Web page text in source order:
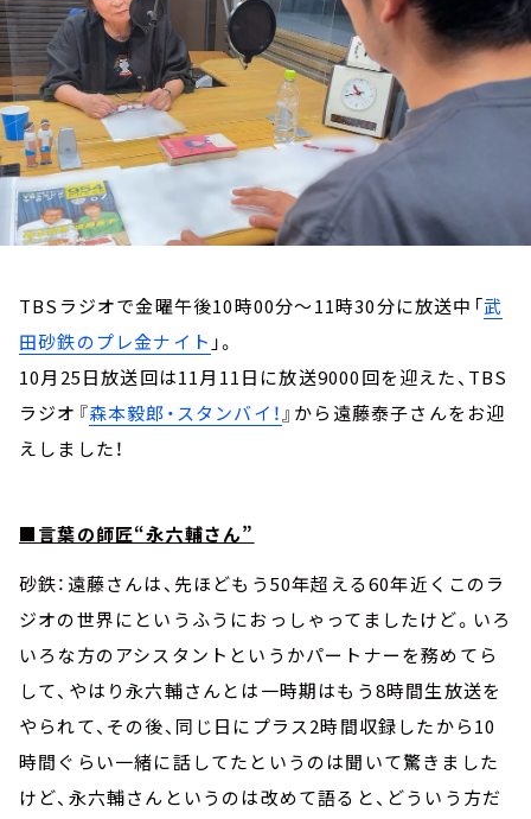
TBSラジオで金曜午後10時00分～11時30分に放送中「武
田砂鉄のプレ金ナイト 」。
10月25日放送回は11月11日に放送9000回を迎えた、TBS
ラジオ『森本毅郎・スタンバイ！』から遠藤泰子さんをお迎
えしました！
■言葉の師匠“永六輔さん”
砂鉄：遠藤さんは、先ほどもう50年超える60年近くこのラ
ジオの世界にというふうにおっしゃってましたけど。いろ
いろな方のアシスタントというかパートナーを務めてら
して、やはり永六輔さんとは一時期はもう8時間生放送を
やられて、その後、同じ日にプラス2時間収録したから10
時間ぐらい一緒に話してたというのは聞いて驚きました
けど、永六輔さんというのは改めて語ると、どういう方だ